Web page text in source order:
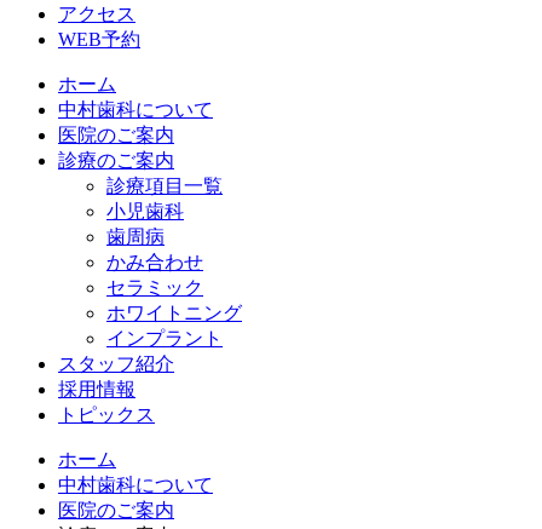
アクセス
WEB予約
ホーム
中村歯科について
医院のご案内
診療のご案内
診療項目一覧
小児歯科
歯周病
かみ合わせ
セラミック
ホワイトニング
インプラント
スタッフ紹介
採用情報
トピックス
ホーム
中村歯科について
医院のご案内